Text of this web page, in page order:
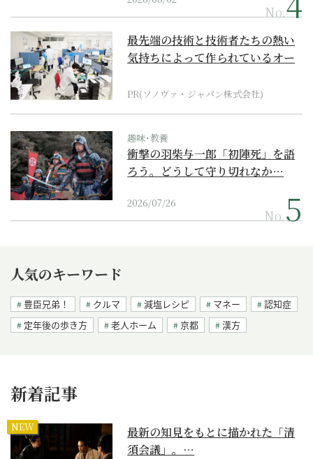
No.
最先端の技術と技術者たちの熱い
気持ちによって作られているオー
PR(ソノヴァ・ジャパン株式会社)
趣味･教養
衝撃の羽柴与一郎「初陣死」を語
ろう。どうして守り切れなか…
2026/07/26
No.
人気のキーワード
豊臣兄弟！ クルマ 減塩レシピ マネー
認知症
定年後の歩き方
老人ホーム 京都 漢方
新着記事
NEW
最新の知見をもとに描かれた「清
須会議」。…